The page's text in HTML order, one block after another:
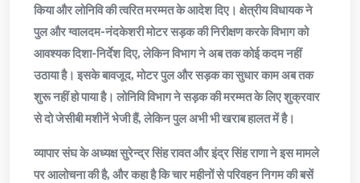
किया और लोनिवि की त्वरित मरम्मत के आदेश दिए। क्षेत्रीय विधायक ने
पुल और ग्वालदम-नंदकेशरी मोटर सड़क की निरीक्षण करके विभाग को
आवश्यक दिशा-निर्देश दिए, लेकिन विभाग ने अब तक कोई कदम नहीं
उठाया है। इसके बावजूद, मोटर पुल और सड़क का सुधार काम अब तक
शुरू नहीं हो पाया है। लोनिवि विभाग ने सड़क की मरम्मत के लिए शुक्रवार
से दो जेसीबी मशीनें भेजी हैं, लेकिन पुल अभी भी खराब हालत में है।
व्यापार संघ के अध्यक्ष सुरेन्द्र सिंह रावत और इंद्र सिंह राणा ने इस मामले
पर आलोचना की है, और कहा है कि चार महीनों से परिवहन निगम की बसें